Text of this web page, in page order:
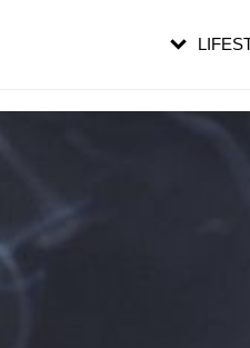
pe măsură ce înaintezi în